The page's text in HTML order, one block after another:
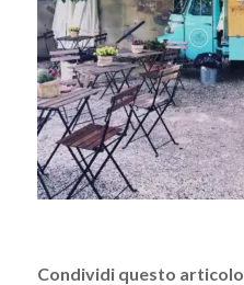
Condividi questo articolo